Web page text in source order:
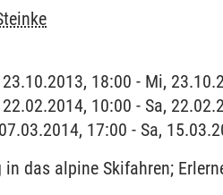
18:00 - Mi,
10:00 - Sa,
17:00 - Sa,
in das alpine Skifahren;